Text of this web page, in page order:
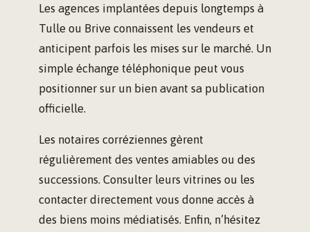
Les agences implantées depuis longtemps à
Tulle ou Brive connaissent les vendeurs et
anticipent parfois les mises sur le marché. Un
simple échange téléphonique peut vous
positionner sur un bien avant sa publication
officielle.
Les notaires corréziennes gèrent
régulièrement des ventes amiables ou des
successions. Consulter leurs vitrines ou les
contacter directement vous donne accès à
des biens moins médiatisés. Enfin, n’hésitez